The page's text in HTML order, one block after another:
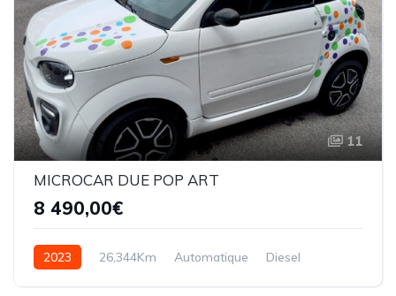
11
MICROCAR DUE POP ART
8 490,00€
2023 26,344Km Automatique Diesel